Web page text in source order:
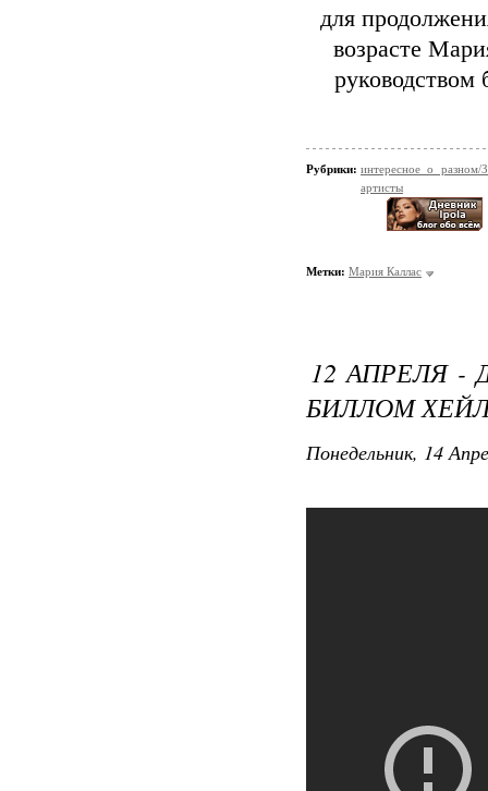
для
возрасте
Рубрики: интересное о
артисты
Метки: Мария Каллас
12 АПРЕЛЯ -
БИЛЛОМ
Понедельник, 14